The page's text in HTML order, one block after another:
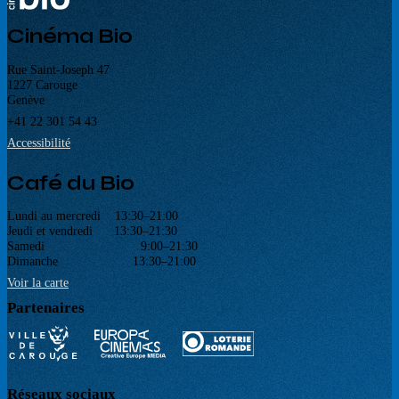
Cinéma Bio
Rue Saint-Joseph 47
1227 Carouge
Genève
+41 22 301 54 43
Accessibilité
Café du Bio
Lundi au mercredi 13:30–21:00
Jeudi et vendredi 13:30–21:30
Samedi 9:00–21:30
Dimanche 13:30–21:00
Voir la carte
Partenaires
Réseaux sociaux